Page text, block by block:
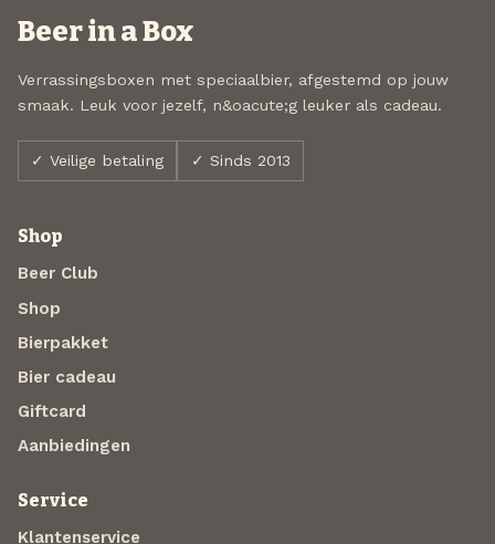
Beer in a Box
Verrassingsboxen met speciaalbier, afgestemd op jouw
smaak. Leuk voor jezelf, n&oacute;g leuker als cadeau.
✓ Veilige betaling ✓ Sinds 2013
Shop
Beer Club
Shop
Bierpakket
Bier cadeau
Giftcard
Aanbiedingen
Service
Klantenservice